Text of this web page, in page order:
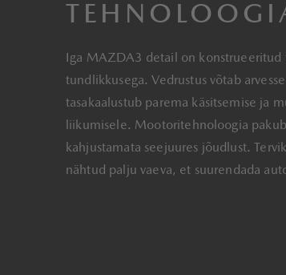
Iga MAZDA3 detail on konstrueeritud
tundlikkusega. Vedrustus võtab
tasakaalustub parema käsitsemise ja
liikumisele. Mootoritehnoloogia
kahjustamata seejuures jõudlust.
nähtud palju vaeva, et suurendada